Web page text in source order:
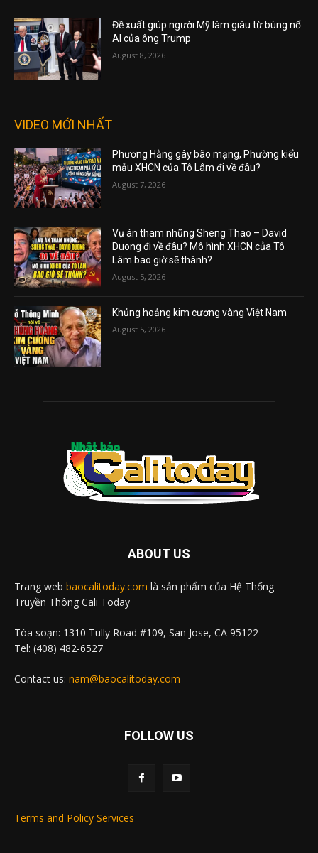
Đề xuất giúp người Mỹ làm giàu từ bùng nổ
AI của ông Trump
August 8, 2026
VIDEO MỚI NHẤT
Phương Hằng gây bão mạng, Phường kiểu
mẫu XHCN của Tô Lâm đi về đâu?
August 7, 2026
Vụ án tham nhũng Sheng Thao – David
Duong đi về đâu? Mô hình XHCN của Tô
Lâm bao giờ sẽ thành?
August 5, 2026
Khủng hoảng kim cương vàng Việt Nam
August 5, 2026
ABOUT US
Trang web baocalitoday.com là sản phẩm của Hệ Thống
Truyền Thông Cali Today
Tòa soạn: 1310 Tully Road #109, San Jose, CA 95122
Tel: (408) 482-6527
Contact us: nam@baocalitoday.com
FOLLOW US
Terms and Policy Services